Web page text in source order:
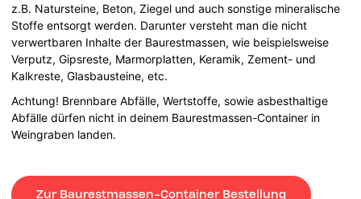
z.B. Natursteine, Beton, Ziegel und auch sonstige mineralische
Stoffe entsorgt werden. Darunter versteht man die nicht
verwertbaren Inhalte der Baurestmassen, wie beispielsweise
Verputz, Gipsreste, Marmorplatten, Keramik, Zement- und
Kalkreste, Glasbausteine, etc.
Achtung! Brennbare Abfälle, Wertstoffe, sowie asbesthaltige
Abfälle dürfen nicht in deinem Baurestmassen-Container in
Weingraben landen.
Zur Baurestmassen-Container Bestellung